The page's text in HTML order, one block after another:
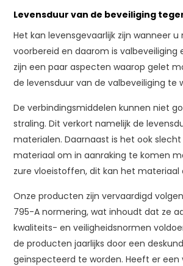
Levensduur van de beveiliging
Het kan levensgevaarlijk zijn wanneer
voorbereid en daarom is valbeveiliging
zijn een paar aspecten waarop gelet
de levensduur van de valbeveiliging te
De verbindingsmiddelen kunnen niet
straling. Dit verkort namelijk de
materialen. Daarnaast is het ook
materiaal om in aanraking te komen
zure vloeistoffen, dit kan het materiaal
Onze producten zijn vervaardigd
795-A normering, wat inhoudt dat ze
kwaliteits- en veiligheidsnormen
de producten jaarlijks door een
geïnspecteerd te worden. Heeft er een